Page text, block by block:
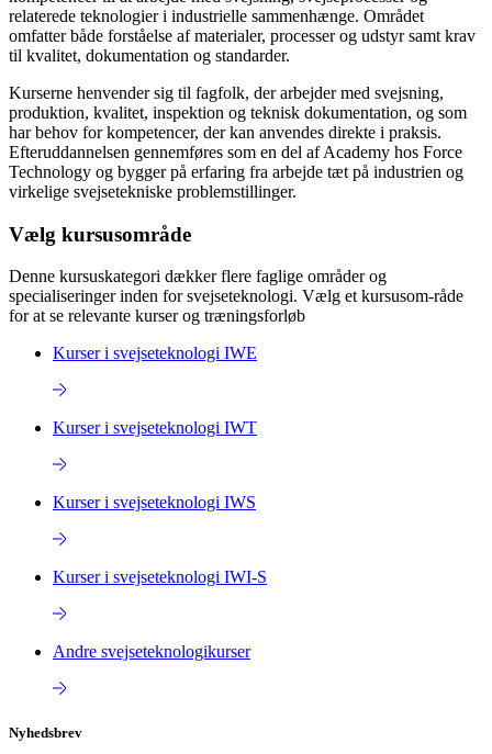
relaterede teknologier i industrielle sammenhænge. Området
omfatter både forståelse af materialer, processer og udstyr samt krav
til kvalitet, dokumentation og standarder.
Kurserne henvender sig til fagfolk, der arbejder med svejsning,
produktion, kvalitet, inspektion og teknisk dokumentation, og som
har behov for kompetencer, der kan anvendes direkte i praksis.
Efteruddannelsen gennemføres som en del af Academy hos Force
Technology og bygger på erfaring fra arbejde tæt på industrien og
virkelige svejsetekniske problemstillinger.
Vælg kursusområde
Denne kursuskategori dækker flere faglige områder og
specialiseringer inden for svejseteknologi. Vælg et kursusom-råde
for at se relevante kurser og træningsforløb
Kurser i svejseteknologi IWE
Kurser i svejseteknologi IWT
Kurser i svejseteknologi IWS
Kurser i svejseteknologi IWI-S
Andre svejseteknologikurser
Nyhedsbrev